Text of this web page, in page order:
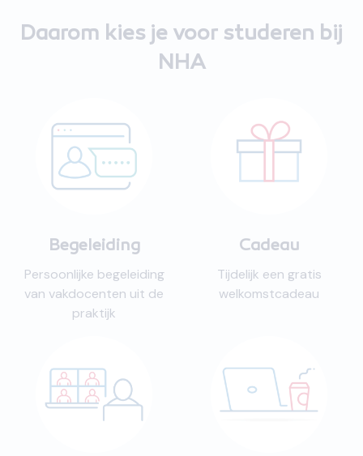
Daarom kies je voor studeren bij
NHA
Begeleiding
Persoonlijke begeleiding
van vakdocenten uit de
praktijk
Cadeau
Tijdelijk een gratis
welkomstcadeau